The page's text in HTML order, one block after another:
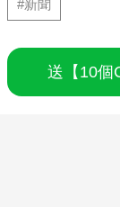
#新聞
送【10個